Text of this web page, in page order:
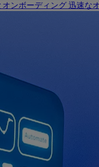
オンボーディング 迅速な